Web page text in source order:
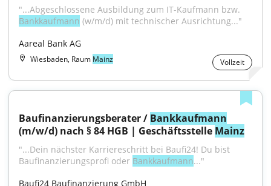
Bankkaufmann (w/m/d) mit technischer Ausrichtung..."
Aareal Bank AG
Wiesbaden, Raum Mainz Vollzeit
Baufinanzierungsberater / Bankkaufmann
(m/w/d) nach § 84 HGB | Geschäftsstelle Mainz
"...Dein nächster Karriereschritt bei Baufi24! Du bist
Baufinanzierungsprofi oder Bankkaufmann..."
Baufi24 Baufinanzierung GmbH